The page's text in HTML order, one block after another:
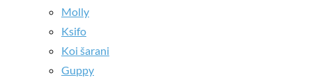
Molly
Ksifo
Koi šarani
Guppy